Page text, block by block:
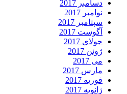
دسامبر 2017
نوامبر 2017
سپتامبر 2017
آگوست 2017
جولای 2017
ژوئن 2017
می 2017
مارس 2017
فوریه 2017
ژانویه 2017